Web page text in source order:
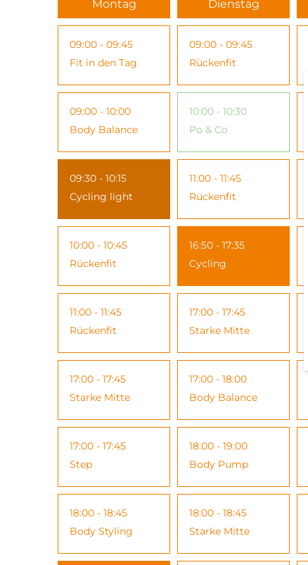
Montag
09:00 - 09:45
Fit in den Tag
09:00 - 10:00
Body Balance
09:30 - 10:15
Cycling light
10:00 - 10:45
Rückenfit
11:00 - 11:45
Rückenfit
17:00 - 17:45
Starke Mitte
17:00 - 17:45
Step
18:00 - 18:45
Body Styling
Dienstag
09:00 - 09:45
Rückenfit
10:00 - 10:30
Po & Co
11:00 - 11:45
Rückenfit
16:50 - 17:35
Cycling
17:00 - 17:45
Starke Mitte
17:00 - 18:00
Body Balance
18:00 - 19:00
Body Pump
18:00 - 18:45
Starke Mitte